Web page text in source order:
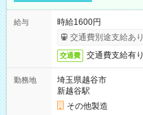
給与
時給1600円
交通費別途支給あり
交通費 交通費支給有り
勤務地
埼玉県越谷市
新越谷駅
その他製造